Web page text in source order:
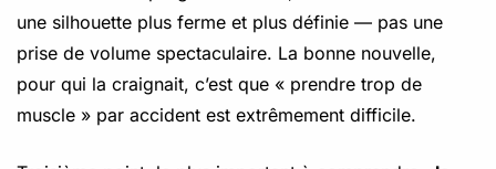
une silhouette plus ferme et plus définie — pas une
prise de volume spectaculaire. La bonne nouvelle,
pour qui la craignait, c’est que « prendre trop de
muscle » par accident est extrêmement difficile.